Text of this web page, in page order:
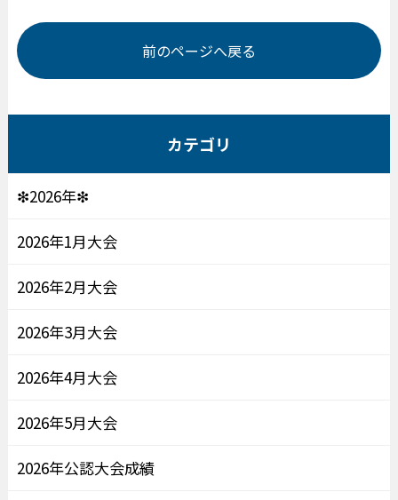
前のページへ戻る
カテゴリ
❇2026年❇
2026年1月大会
2026年2月大会
2026年3月大会
2026年4月大会
2026年5月大会
2026年公認大会成績